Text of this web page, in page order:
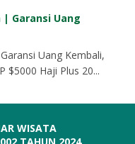
| Garansi Uang
Uang Kembali,
$5000 Haji Plus 20...
WISATA
TAHUN 2024